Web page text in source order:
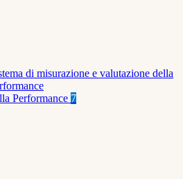
di misurazione e valutazione della
Performance 7